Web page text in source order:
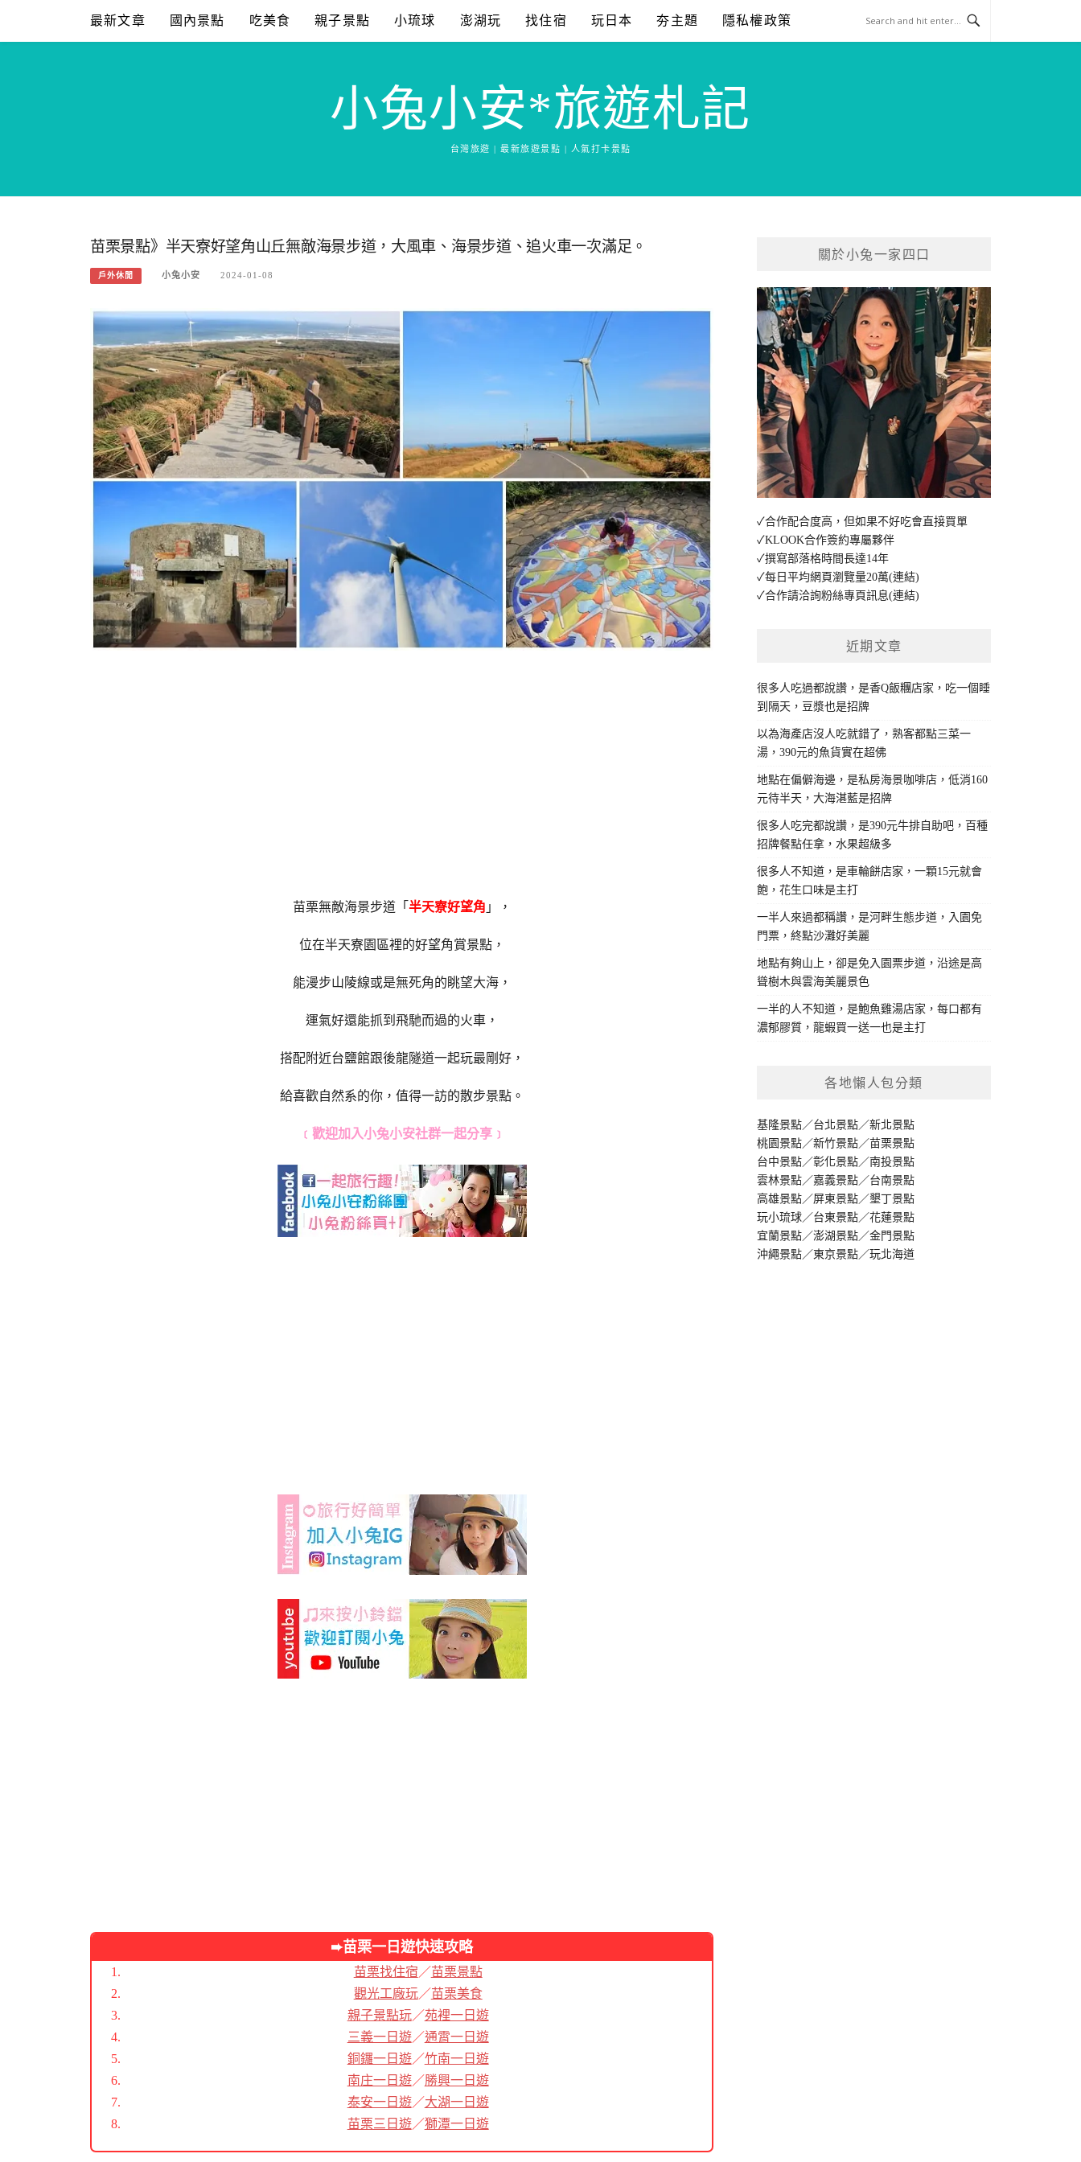
content
最新文章 國內景點 吃美食 親子景點 小琉球 澎湖玩 找住宿 玩日本 夯主題 隱私權政策
小兔小安*旅遊札記
台灣旅遊 | 最新旅遊景點 | 人氣打卡景點
苗栗景點》半天寮好望角山丘無敵海景步道，大風車、海景步道、追火車一次滿足。
戶外休閒 小兔小安 2024-01-08
苗栗無敵海景步道「 半天寮好望角 」，
位在半天寮園區裡的好望角賞景點，
能漫步山陵線或是無死角的眺望大海，
運氣好還能抓到飛馳而過的火車，
搭配附近台鹽館跟後龍隧道一起玩最剛好，
給喜歡自然系的你，值得一訪的散步景點。
﹝歡迎加入小兔小安社群一起分享﹞
➨苗栗一日遊快速攻略
苗栗找住宿 ／苗栗景點
觀光工廠玩／苗栗美食
親子景點玩／苑裡一日遊
三義一日遊／通霄一日遊
銅鑼一日遊／竹南一日遊
南庄一日遊／勝興一日遊
泰安一日遊／大湖一日遊
苗栗三日遊／獅潭一日遊
關於小兔一家四口
✓合作配合度高，但如果不好吃會直接買單
✓KLOOK合作簽約專屬夥伴
✓撰寫部落格時間長達14年
✓每日平均網頁瀏覽量20萬(連結)
✓合作請洽詢粉絲專頁訊息(連結)
近期文章
很多人吃過都說讚，是香Q飯糰店家，吃一個睡
到隔天，豆漿也是招牌
以為海產店沒人吃就錯了，熟客都點三菜一
湯，390元的魚貨實在超佛
地點在偏僻海邊，是私房海景咖啡店，低消160
元待半天，大海湛藍是招牌
很多人吃完都說讚，是390元牛排自助吧，百種
招牌餐點任拿，水果超級多
很多人不知道，是車輪餅店家，一顆15元就會
飽，花生口味是主打
一半人來過都稱讚，是河畔生態步道，入園免
門票，終點沙灘好美麗
地點有夠山上，卻是免入園票步道，沿途是高
聳樹木與雲海美麗景色
一半的人不知道，是鮑魚雞湯店家，每口都有
濃郁膠質，龍蝦買一送一也是主打
各地懶人包分類
基隆景點／台北景點／新北景點
桃園景點／新竹景點／苗栗景點
台中景點／彰化景點／南投景點
雲林景點／嘉義景點／台南景點
高雄景點／屏東景點／墾丁景點
玩小琉球／台東景點／花蓮景點
宜蘭景點／澎湖景點／金門景點
沖繩景點／東京景點／玩北海道